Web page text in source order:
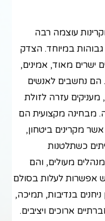
עוצמה רבה
גבוהות במיוחד. הצדק
ישרים מאוד, אמינים,
הם נחשבים לאנשים
מעניקים עזרה לזולת
מבחינה מקצועית הם
מקרינים ביטחון,
כשתלטנות
מעולים, והם
אפשרות לעלות בסולם
בנדיבות, תמיכה,
ארוכים ויציבים.